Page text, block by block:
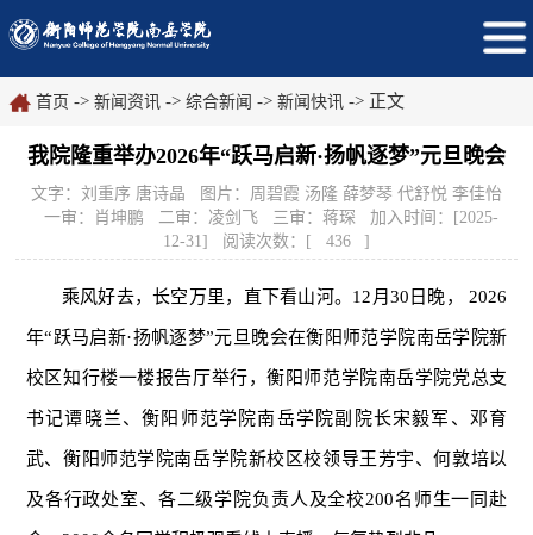
首页 -> 新闻资讯 -> 综合新闻 -> 新闻快讯 -> 正文
我院隆重举办2026年“跃马启新·扬帆逐梦”元旦晚会
文字：刘重序 唐诗晶 图片：周碧霞 汤隆 薛梦琴 代舒悦 李佳怡
一审：肖坤鹏 二审：凌剑飞 三审：蒋琛 加入时间：[2025-
12-31] 阅读次数：[
436 ]
乘风好去，长空万里，直下看山河。12月30日晚， 2026
年“跃马启新·扬帆逐梦”元旦晚会在衡阳师范学院南岳学院新
校区知行楼一楼报告厅举行，衡阳师范学院南岳学院党总支
书记谭晓兰、衡阳师范学院南岳学院副院长宋毅军、邓育
武、衡阳师范学院南岳学院新校区校领导王芳宇、何敦培以
及各行政处室、各二级学院负责人及全校200名师生一同赴